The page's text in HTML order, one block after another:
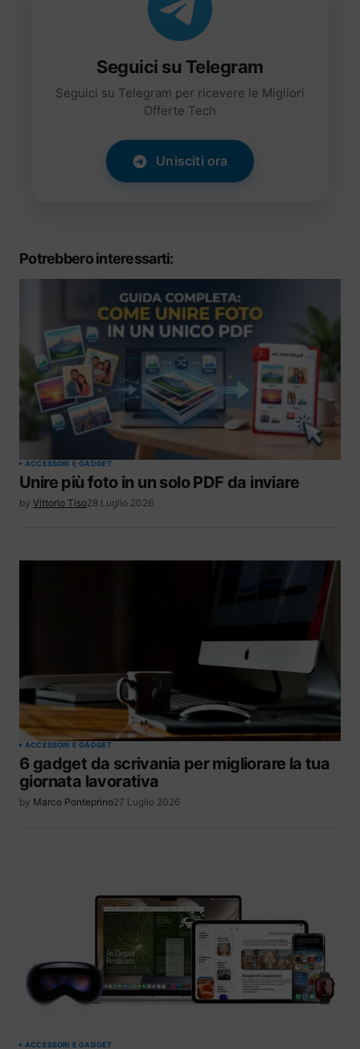
Seguici su Telegram
Seguici su Telegram per ricevere le Migliori
Offerte Tech
Unisciti ora
Potrebbero interessarti:
ACCESSORI E GADGET
Unire più foto in un solo PDF da inviare
by Vittorio Tiso28 Luglio 2026
ACCESSORI E GADGET
6 gadget da scrivania per migliorare la tua
giornata lavorativa
by Marco Ponteprino27 Luglio 2026
ACCESSORI E GADGET